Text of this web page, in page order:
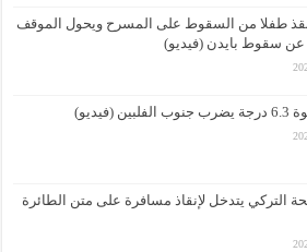
طفلا من السقوط على المسرح ويحول الموقف
عن سقوط بايدن (فيديو)
(فيديو)
التركي يتدخل لإنقاذ مسافرة على متن الطائرة